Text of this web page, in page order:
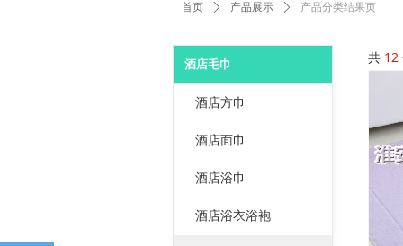
共 12
酒店毛巾
酒店方巾
酒店面巾
酒店浴巾
酒店浴衣浴袍
首页 ꄲ 产品展示 ꄲ 产品分类结果页